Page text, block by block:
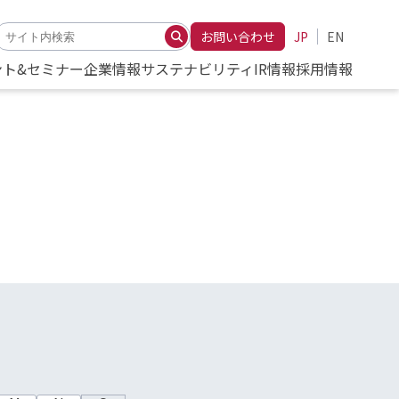
お問い合わせ JP EN
&セミナー企業情報サステナビリティIR情報採用情報